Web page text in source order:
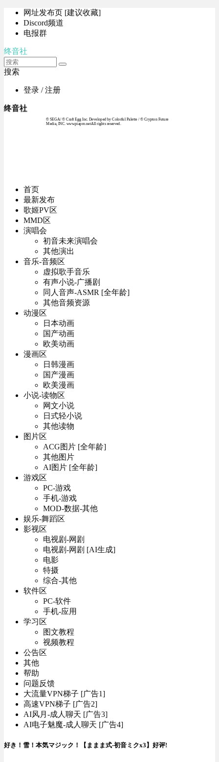
网址发布页 [建议收藏]
Discord频道
电报群
终音社
搜索
登录 / 注册
终音社
© SEGA / © Craft Egg Inc. Developed by Colorful Palette / © Crypton Future
Media, INC. www.piapro.netAll rights reserved.
首页
最新发布
歌姬PV区
MMD区
演唱会
初音未来演唱会
其他演出
音乐-音频区
虚拟歌手音乐
有声小说-广播剧
同人音声-ASMR [全年龄]
其他音频资源
动漫区
日本动画
国产动画
欧美动画
漫画区
日韩漫画
国产漫画
欧美漫画
小说-读物区
网文小说
日式轻小说
其他读物
图片区
ACG图片 [全年龄]
其他图片
AI图片 [全年龄]
游戏区
PC-游戏
手机-游戏
MOD-数据-其他
娱乐-舞蹈区
影视区
电视剧-网剧
电视剧-网剧 [AI生成]
电影
特摄
综合-其他
软件区
PC-软件
手机-应用
学习区
图文教程
视频教程
公告区
其他
帮助
问题反馈
大流量VPN梯子 [广告1]
高速VPN梯子 [广告2]
AI风月-成人聊天 [广告3]
AI电子魅魔-成人聊天 [广告4]
好き！雪！本気マジック！【ままま式-初音ミクx3】好评!